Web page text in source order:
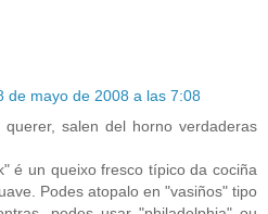
de mayo de 2008 a las 7:08
querer, salen del horno verdaderas
é un queixo fresco típico da cociña
Podes atopalo en "vasiños" tipo